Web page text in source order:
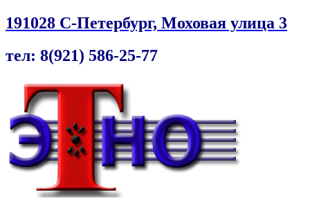
191028 С-Петербург, Моховая улица 3
тел: 8(921) 586-25-77